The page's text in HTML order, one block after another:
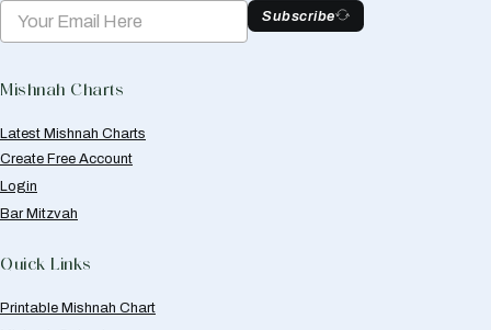
Subscribe
Mishnah Charts
Latest Mishnah Charts
Create Free Account
Login
Bar Mitzvah
Quick Links
Printable Mishnah Chart